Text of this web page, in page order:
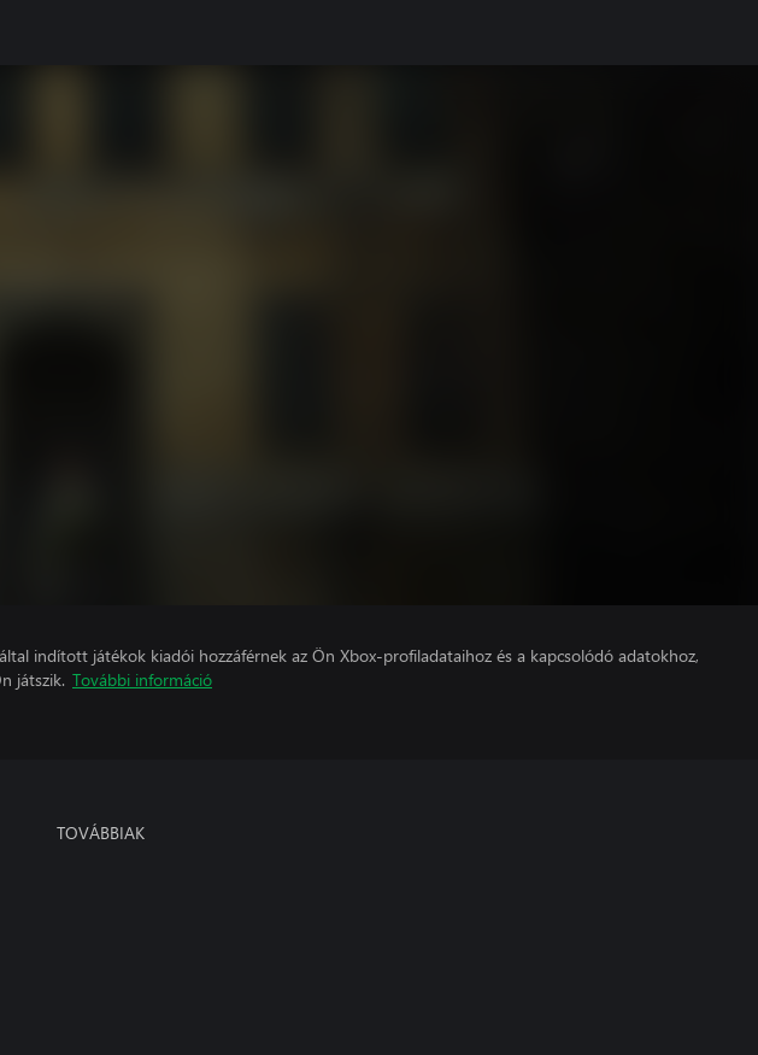
indított játékok kiadói hozzáférnek az Ön Xbox-profiladataihoz és a kapcsolódó adatokhoz,
játszik. További információ
TOVÁBBIAK